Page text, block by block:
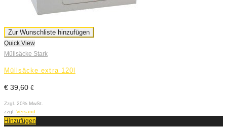
Zur Wunschliste hinzufügen
Quick View
Müllsäcke Stark
Müllsäcke extra 120l
€ 39,60 €
Zzgl. 20% MwSt.
zzgl. Versand
Hinzufügen